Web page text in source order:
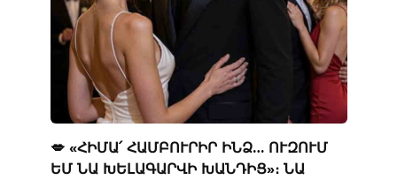
💋 «ՀԻՄԱ՛ ՀԱՄԲՈՒՐԻՐ ԻՆՁ… ՈՒԶՈՒՄ
ԵՄ ՆԱ ԽԵԼԱԳԱՐՎԻ ԽԱՆԴԻՑ»։ ՆԱ